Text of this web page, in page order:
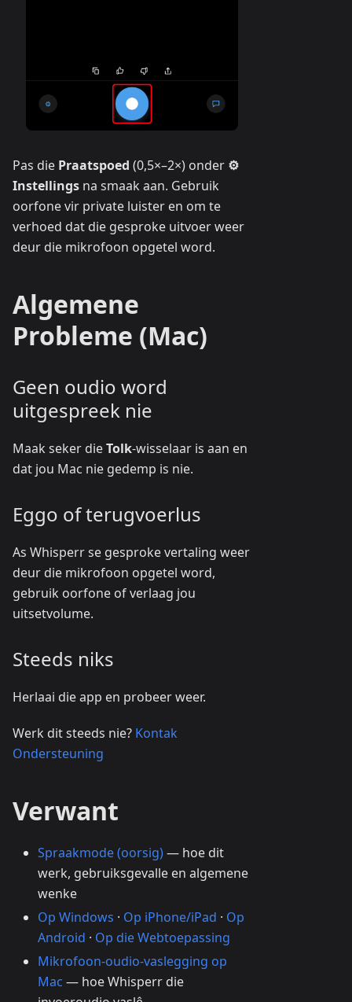
Pas die Praatspoed (0,5×–2×) onder ⚙
Instellings na smaak aan. Gebruik
oorfone vir private luister en om te
verhoed dat die gesproke uitvoer weer
deur die mikrofoon opgetel word.
Algemene
Probleme (Mac)
Geen oudio word
uitgespreek nie
Maak seker dieTolk-wisselaar is aan en
dat jou Mac nie gedemp is nie.
Eggo of terugvoerlus
As Whisperr se gesproke vertaling weer
deur die mikrofoon opgetel word,
gebruik oorfone of verlaag jou
uitsetvolume.
Steeds niks
Herlaai die app en probeer weer.
Werk dit steeds nie? Kontak
Ondersteuning
Verwant
Spraakmode (oorsig)— hoe dit
werk, gebruiksgevalle en algemene
wenke
Op Windows · Op iPhone/iPad · Op
Android · Op die Webtoepassing
Mikrofoon-oudio-vaslegging op
Mac — hoe Whisperr die